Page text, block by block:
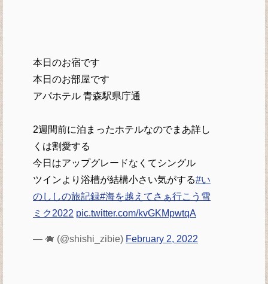
本日のお宿です
本日のお部屋です
アパホテル 青森駅県庁通
2週間前に泊まったホテルなのでまあ詳し
くは割愛する
今日はアップグレードなくてシングル
ツインより浴槽が結構小さい気がする#い
のししの旅記録#海を越えてさぁ行こう雪
ミク2022 pic.twitter.com/kvGKMpwtqA
— 🐗 (@shishi_zibie) February 2, 2022